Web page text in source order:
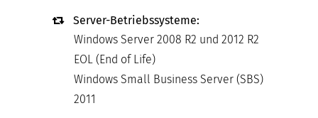
Server-Betriebssysteme:
Windows Server 2008 R2 und 2012 R2
EOL (End of Life)
Windows Small Business Server (SBS)
2011